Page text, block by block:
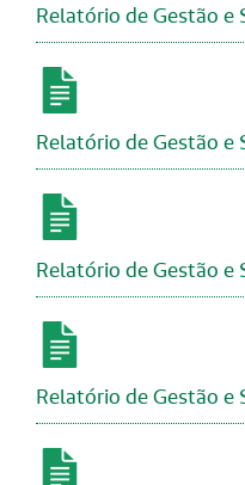
Relatório de Gestão
Relatório de Gestão
Relatório de Gestão
Relatório de Gestão